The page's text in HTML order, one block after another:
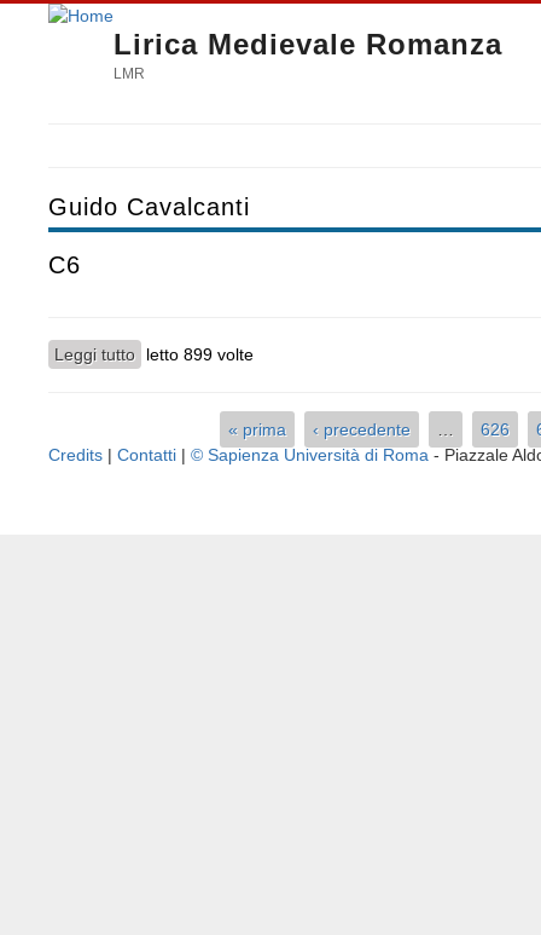
Lirica Medievale Romanza
LMR
Guido Cavalcanti
C6
Leggi tutto su C6
letto 899 volte
Pagine
« prima ‹ precedente 626
Credits | Contatti | © Sapienza Università di Roma- Piazzale